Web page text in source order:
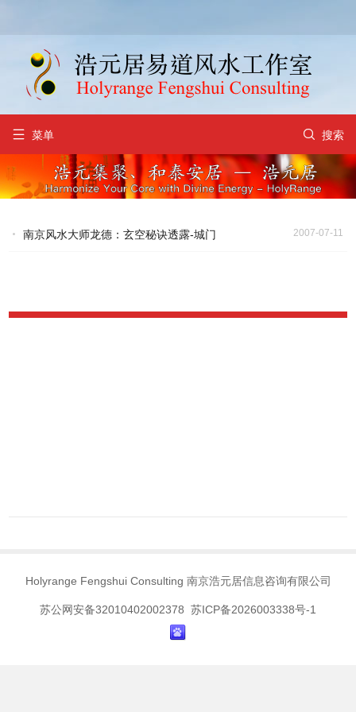
 菜单  搜索
南京风水大师龙德：玄空秘诀透露-城门 2007-07-11
Holyrange Fengshui Consulting 南京浩元居信息咨询有限公司
苏公网安备32010402002378 苏ICP备2026003338号-1